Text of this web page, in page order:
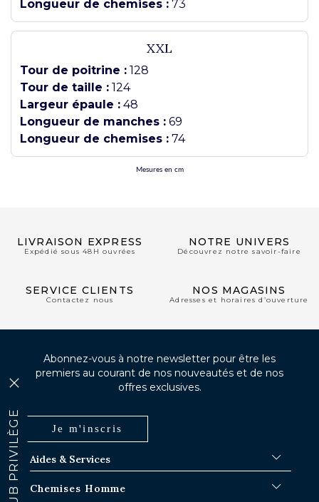
Longueur de chemises : 73
XXL
Tour de poitrine : 128
Tour de taille : 124
Largeur épaule : 48
Longueur de manches : 69
Longueur de chemises : 74
Mesures en cm
LIVRAISON EXPRESS
Expédié sous 48H ouvrées
NOTRE UNIVERS
Découvrez notre savoir-faire
SERVICE CLIENTS
Contactez nous
NOS MAGASINS
Adresses et horaires d’ouverture
Aides & Services
Délais d'expédition
Chemises Homme
Abonnez-vous à notre newsletter pour être les
premiers au courant de nos nouveautés et de nos
offres exclusives.
Je m'inscris
CLUB PRIVILÈGE